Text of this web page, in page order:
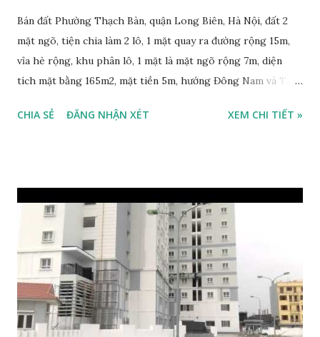
Bán đất Phường Thạch Bàn, quận Long Biên, Hà Nội, đất 2
mặt ngõ, tiện chia làm 2 lô, 1 mặt quay ra đường rộng 15m,
vỉa hè rộng, khu phân lô, 1 mặt là mặt ngõ rộng 7m, diện
tích mặt bằng 165m2, mặt tiền 5m, hướng Đông Nam và Tây
0984999007 - 0915383393. Miễn trung gian & Quảng cáo
CHIA SẺ ĐĂNG NHẬN XÉT XEM CHI TIẾT »